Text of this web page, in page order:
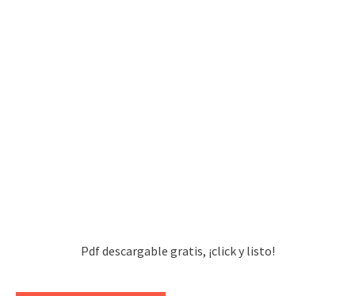
Pdf descargable gratis, ¡click y listo!